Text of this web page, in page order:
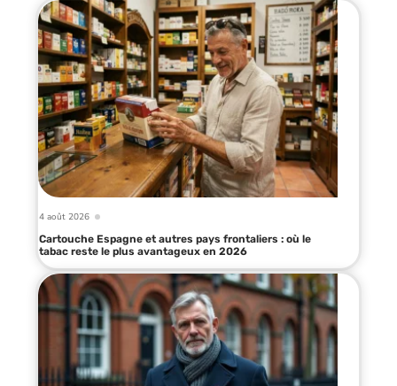
4 août 2026
Cartouche Espagne et autres pays frontaliers : où le
tabac reste le plus avantageux en 2026